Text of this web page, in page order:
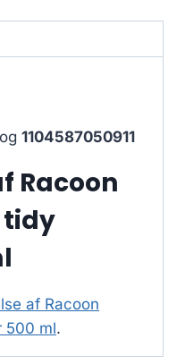
og 1104587050911
Racoon
tidy
af Racoon
500 ml.